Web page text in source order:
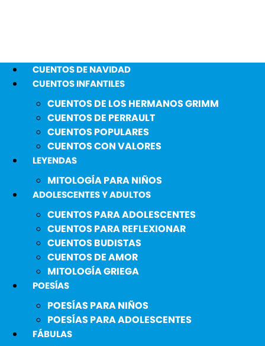
CUENTOS DE NAVIDAD
CUENTOS INFANTILES
CUENTOS DE LOS HERMANOS GRIMM
CUENTOS DE PERRAULT
CUENTOS POPULARES
CUENTOS CON VALORES
LEYENDAS
MITOLOGÍA PARA NIÑOS
ADOLESCENTES Y ADULTOS
CUENTOS PARA ADOLESCENTES
CUENTOS PARA REFLEXIONAR
CUENTOS BUDISTAS
CUENTOS DE AMOR
MITOLOGÍA GRIEGA
POESÍAS
POESÍAS PARA NIÑOS
POESÍAS PARA ADOLESCENTES
FÁBULAS